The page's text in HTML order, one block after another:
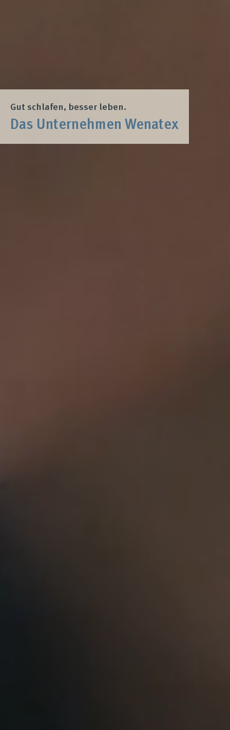
Gut schlafen, besser leben.
Das Unternehmen Wenatex